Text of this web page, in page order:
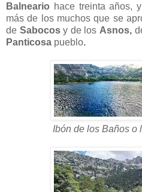
Balneario hace treinta años,
más de los muchos que se
de Sabocosy de los Asnos,
Panticosa pueblo.
Ibón de los Baños o